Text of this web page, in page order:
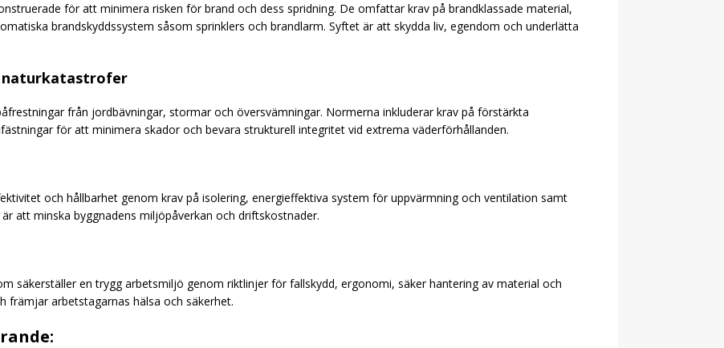
för att minimera risken för brand och dess spridning. De omfattar krav på brandklassade material,
brandskyddssystem såsom sprinklers och brandlarm. Syftet är att skydda liv, egendom och underlätta
naturkatastrofer
från jordbävningar, stormar och översvämningar. Normerna inkluderar krav på förstärkta
för att minimera skador och bevara strukturell integritet vid extrema väderförhållanden.
och hållbarhet genom krav på isolering, energieffektiva system för uppvärmning och ventilation samt
att minska byggnadens miljöpåverkan och driftskostnader.
säkerställer en trygg arbetsmiljö genom riktlinjer för fallskydd, ergonomi, säker hantering av material och
främjar arbetstagarnas hälsa och säkerhet.